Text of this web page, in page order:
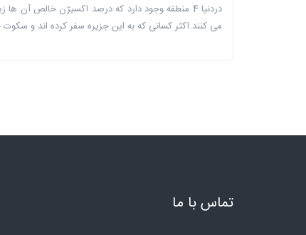
دردنیا 4 منطقه وجود دارد که درصد اکسیژن
می کنند.اکثر کسانی که به این جزیره سفر کرده اند و سکوت
تماس با ما